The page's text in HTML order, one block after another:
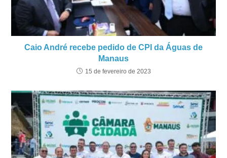
Caio André recebe pedido de CPI da Águas de
Manaus
15 de fevereiro de 2023